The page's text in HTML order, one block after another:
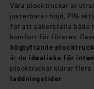
Våra plocktruckar är
justerbara i höjd, PIN-
för att säkerställa både
komfort för föraren.
höglyftande plocktruck
är de idealiska för
plocktruckar klarar
laddningstider.